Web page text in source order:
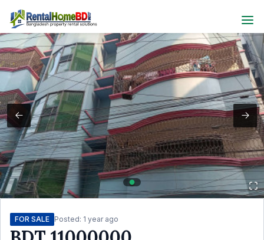
FOR SALE Posted: 1 year ago